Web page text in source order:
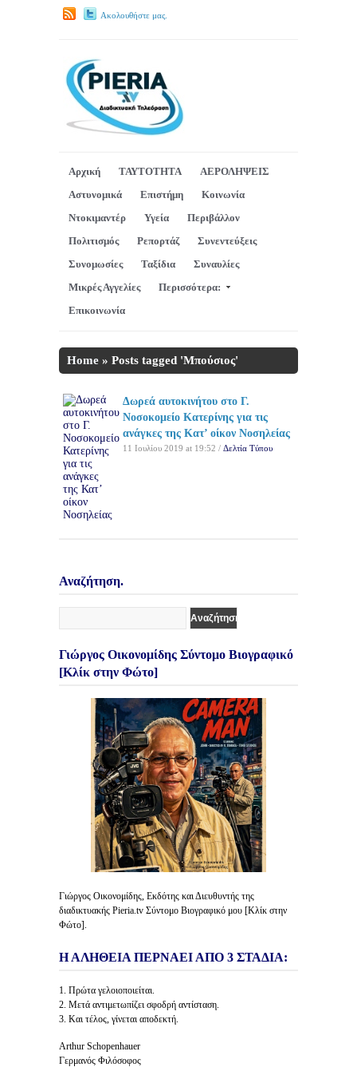
Ακολουθήστε μας.
Αρχική ΤΑΥΤΟΤΗΤΑ
ΑΕΡΟΛΗΨΕΙΣ
Αστυνομικά
Επιστήμη
Κοινωνία
Ντοκιμαντέρ
Υγεία
Περιβάλλον
Πολιτισμός
Ρεπορτάζ
Συνεντεύξεις
Συνομωσίες
Ταξίδια
Συναυλίες
Μικρές Αγγελίες
Περισσότερα:
Επικοινωνία
Home » Posts tagged 'Μπούσιος'
Δωρεά αυτοκινήτου στο Γ.
Νοσοκομείο Κατερίνης για τις
ανάγκες της Κατ’ οίκον Νοσηλείας
11 Ιουλίου 2019 at 19:52 / Δελτία Τύπου
Αναζήτηση.
Γιώργος Οικονομίδης Σύντομο Βιογραφικό
[Κλίκ στην Φώτο]
Γιώργος Οικονομίδης, Εκδότης και Διευθυντής της
διαδικτυακής Pieria.tv Σύντομο Βιογραφικό μου [Κλίκ στην
Φώτο].
Η ΑΛΗΘΕΙΑ ΠΕΡΝΑΕΙ ΑΠΟ 3 ΣΤΑΔΙΑ:
1. Πρώτα γελοιοποιείται.
2. Μετά αντιμετωπίζει σφοδρή αντίσταση.
3. Και τέλος, γίνεται αποδεκτή.
Arthur Schopenhauer
Γερμανός Φιλόσοφος